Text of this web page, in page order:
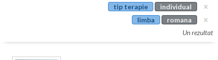
Calarasi
tip terapie
individual
limba
romana
Un rezultat